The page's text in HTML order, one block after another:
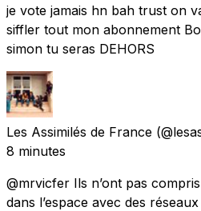
je vote jamais hn bah trust on
siffler tout mon abonnement
simon tu seras DEHORS
Les Assimilés de France
8 minutes
@mrvicfer Ils n’ont pas
dans l’espace avec des